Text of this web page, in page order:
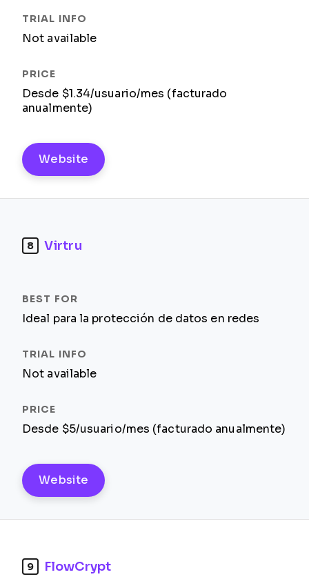
Not available
Desde $1.34/usuario/mes (facturado
anualmente)
Website
8 Virtru
Ideal para la protección de datos en redes
Not available
Desde $5/usuario/mes (facturado anualmente)
Website
9 FlowCrypt